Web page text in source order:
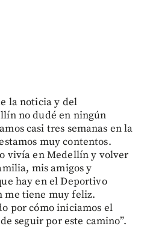
la noticia y del
no dudé en ningún
casi tres semanas en la
muy contentos.
vivía en Medellín y volver
mis amigos y
hay en el Deportivo
tiene muy feliz.
por cómo iniciamos el
seguir por este camino”.